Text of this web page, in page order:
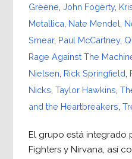
Greene, John Fogerty,
Metallica, Nate Mendel,
Smear, Paul McCartney,
Rage Against The
Nielsen, Rick Springfield,
Nicks, Taylor Hawkins,
and the Heartbreakers,
El grupo está integrado
Fighters y Nirvana, así